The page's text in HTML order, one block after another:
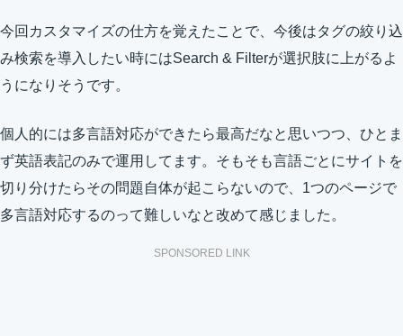
今回カスタマイズの仕方を覚えたことで、今後はタグの絞り込
み検索を導入したい時にはSearch & Filterが選択肢に上がるよ
うになりそうです。
個人的には多言語対応ができたら最高だなと思いつつ、ひとま
ず英語表記のみで運用してます。そもそも言語ごとにサイトを
切り分けたらその問題自体が起こらないので、1つのページで
多言語対応するのって難しいなと改めて感じました。
SPONSORED LINK